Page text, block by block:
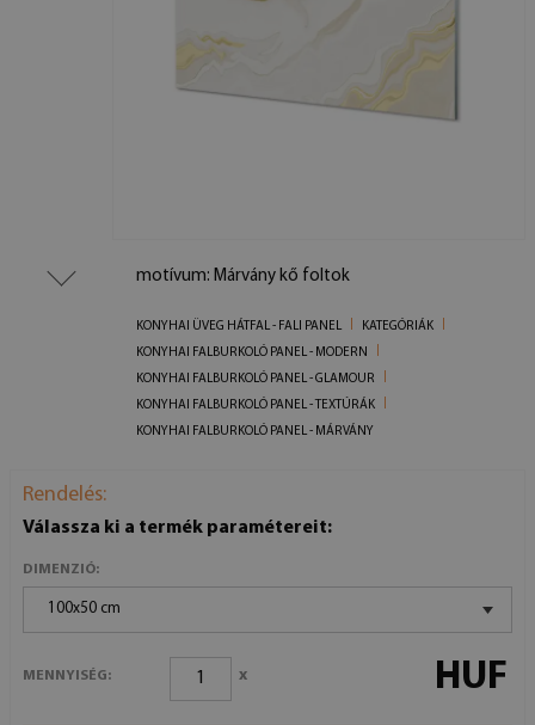
motívum: Márvány kő foltok
KONYHAI ÜVEG HÁTFAL - FALI PANEL
KATEGÓRIÁK
KONYHAI FALBURKOLÓ PANEL - MODERN
KONYHAI FALBURKOLÓ PANEL - GLAMOUR
KONYHAI FALBURKOLÓ PANEL - TEXTÚRÁK
KONYHAI FALBURKOLÓ PANEL - MÁRVÁNY
Rendelés:
Válassza ki a termék paramétereit:
DIMENZIÓ:
100x50 cm
MENNYISÉG: x HUF